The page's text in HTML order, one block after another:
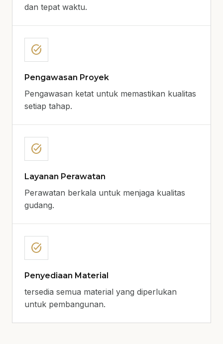
dan tepat waktu.
task_alt
Pengawasan Proyek
Pengawasan ketat untuk memastikan kualitas
setiap tahap.
task_alt
Layanan Perawatan
Perawatan berkala untuk menjaga kualitas
gudang.
task_alt
Penyediaan Material
tersedia semua material yang diperlukan
untuk pembangunan.